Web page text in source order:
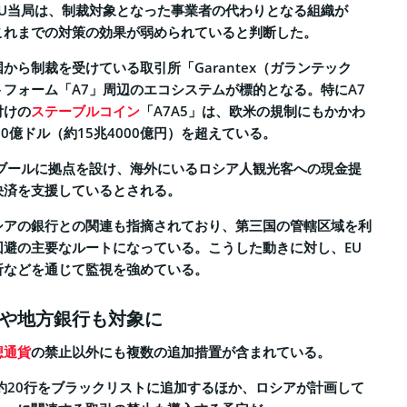
当局は、制裁対象となった事業者の代わりとなる組織が
までの対策の効果が弱められていると判断した。
ら制裁を受けている取引所「Garantex（ガランテック
ォーム「A7」周辺のエコシステムが標的となる。特にA7
けのステーブルコイン 「A7A5」は、欧米の規制にもかかわ
ドル（約15兆4000億円）を超えている。
ールに拠点を設け、海外にいるロシア人観光客への現金提
を支援しているとされる。
の銀行との関連も指摘されており、第三国の管轄区域を利
の主要なルートになっている。こうした動きに対し、EU
どを通じて監視を強めている。
地方銀行も対象に
通貨の禁止以外にも複数の追加措置が含まれている。
20行をブラックリストに追加するほか、ロシアが計画して